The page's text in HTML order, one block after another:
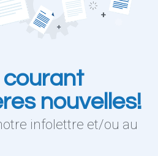
courant
nouvelles!
infolettre et/ou au